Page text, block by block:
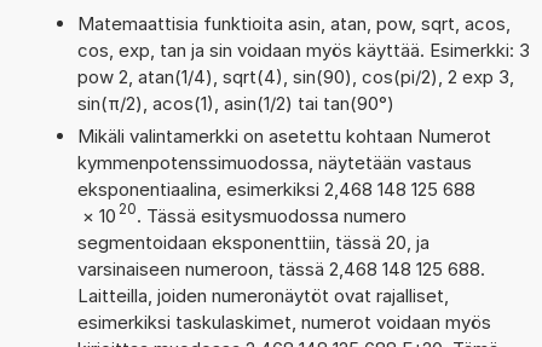
Matemaattisia funktioita asin, atan, pow, sqrt, acos,
cos, exp, tan ja sin voidaan myös käyttää. Esimerkki: 3
pow 2, atan(1/4), sqrt(4), sin(90), cos(pi/2), 2 exp 3,
sin(π/2), acos(1), asin(1/2) tai tan(90°)
Mikäli valintamerkki on asetettu kohtaan Numerot
kymmenpotenssimuodossa, näytetään vastaus
eksponentiaalina, esimerkiksi 2,468 148 125 688
× 10 20. Tässä esitysmuodossa numero
segmentoidaan eksponenttiin, tässä 20, ja
varsinaiseen numeroon, tässä 2,468 148 125 688.
Laitteilla, joiden numeronäytöt ovat rajalliset,
esimerkiksi taskulaskimet, numerot voidaan myös